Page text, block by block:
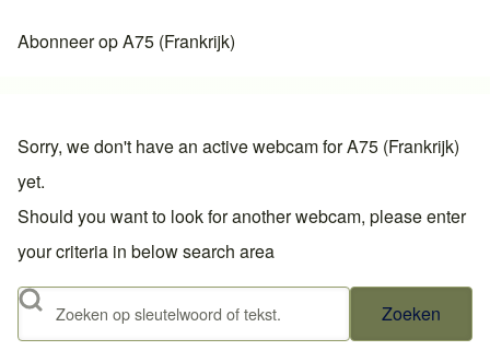
Abonneer op A75 (Frankrijk)
Sorry, we don't have an active webcam for A75 (Frankrijk)
yet.
Should you want to look for another webcam, please enter
your criteria in below search area
Zoeken